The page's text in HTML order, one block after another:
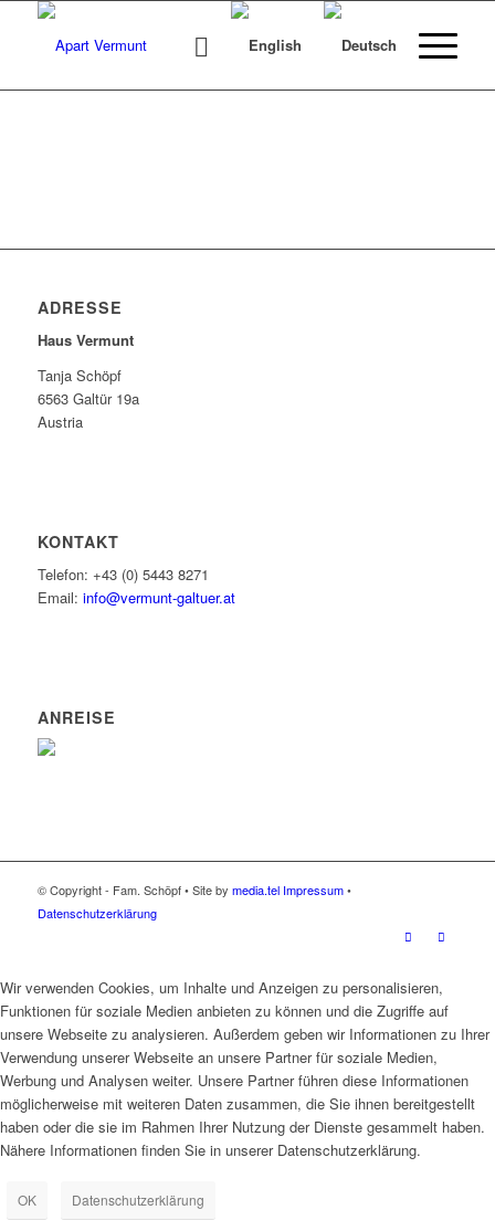
ADRESSE
Haus Vermunt
Tanja Schöpf
6563 Galtür 19a
Austria
KONTAKT
Telefon: +43 (0) 5443 8271
Email: info@vermunt-galtuer.at
ANREISE
© Copyright - Fam. Schöpf • Site by media.tel Impressum•
Datenschutzerklärung
Wir verwenden Cookies, um Inhalte und Anzeigen zu personalisieren,
Funktionen für soziale Medien anbieten zu können und die Zugriffe auf
unsere Webseite zu analysieren. Außerdem geben wir Informationen zu Ihrer
Verwendung unserer Webseite an unsere Partner für soziale Medien,
Werbung und Analysen weiter. Unsere Partner führen diese Informationen
möglicherweise mit weiteren Daten zusammen, die Sie ihnen bereitgestellt
haben oder die sie im Rahmen Ihrer Nutzung der Dienste gesammelt haben.
Nähere Informationen finden Sie in unserer Datenschutzerklärung.
OK Datenschutzerklärung